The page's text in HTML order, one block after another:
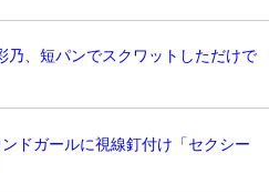
乃、短パンでスクワットしただけで
ンドガールに視線釘付け「セクシー